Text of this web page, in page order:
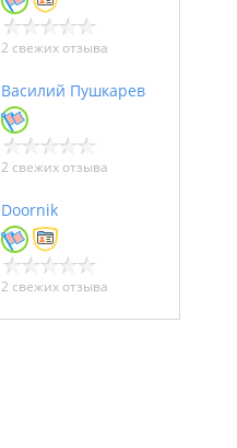
2 свежих отзыва
Василий Пушкарев
2 свежих отзыва
Doornik
2 свежих отзыва